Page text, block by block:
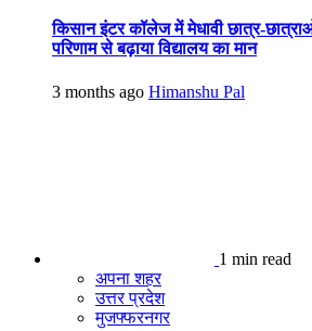
किसान इंटर कॉलेज में मेधावी छात्र-
परिणाम से बढ़ाया विद्यालय का मान
3 months ago Himanshu Pal
1 min read
अपना शहर
उत्तर प्रदेश
मुजफ्फरनगर